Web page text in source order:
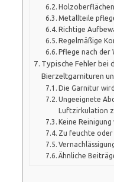
Metallteile
Richtige
Regelmäßige
Pflege nach der
Typische Fehler bei
Bierzeltgarnituren
Die Garnitur
Ungeeignete
Luftzirkulation
Keine
Zu feuchte
Ähnliche